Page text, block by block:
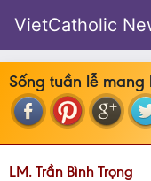
VietCatholic
Sống tuần lễ
LM. Trần Bình Trọng